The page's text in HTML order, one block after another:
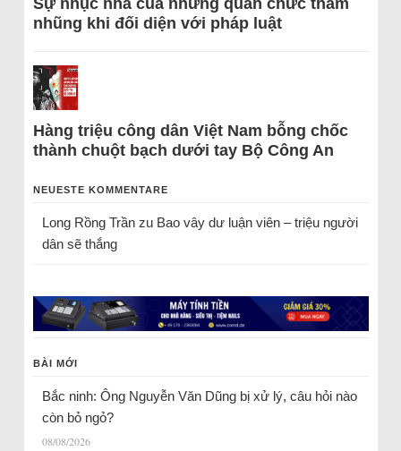
Sự nhục nhã của những quan chức tham
nhũng khi đối diện với pháp luật
Hàng triệu công dân Việt Nam bỗng chốc
thành chuột bạch dưới tay Bộ Công An
NEUESTE KOMMENTARE
Long Rồng Trầnzu Bao vây dư luận viên – triệu người
dân sẽ thắng
BÀI MỚI
Bắc ninh: Ông Nguyễn Văn Dũng bị xử lý, câu hỏi nào
còn bỏ ngỏ?
08/08/2026